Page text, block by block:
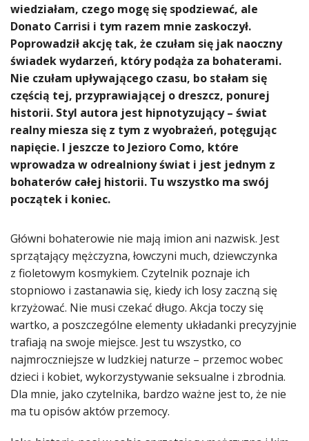
wiedziałam, czego mogę się spodziewać, ale
Donato Carrisi i tym razem mnie zaskoczył.
Poprowadził akcję tak, że czułam się jak naoczny
świadek wydarzeń, który podąża za bohaterami.
Nie czułam upływającego czasu, bo stałam się
częścią tej, przyprawiającej o dreszcz, ponurej
historii. Styl autora jest hipnotyzujący – świat
realny miesza się z tym z wyobrażeń, potęgując
napięcie. I jeszcze to Jezioro Como, które
wprowadza w odrealniony świat i jest jednym z
bohaterów całej historii. Tu wszystko ma swój
początek i koniec.
Główni bohaterowie nie mają imion ani nazwisk. Jest
sprzątający mężczyzna, łowczyni much, dziewczynka
z fioletowym kosmykiem. Czytelnik poznaje ich
stopniowo i zastanawia się, kiedy ich losy zaczną się
krzyżować. Nie musi czekać długo. Akcja toczy się
wartko, a poszczególne elementy układanki precyzyjnie
trafiają na swoje miejsce. Jest tu wszystko, co
najmroczniejsze w ludzkiej naturze – przemoc wobec
dzieci i kobiet, wykorzystywanie seksualne i zbrodnia.
Dla mnie, jako czytelnika, bardzo ważne jest to, że nie
ma tu opisów aktów przemocy.